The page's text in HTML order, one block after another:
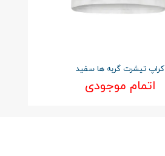
کراپ تیشرت گربه ها سفید
اتمام موجودی